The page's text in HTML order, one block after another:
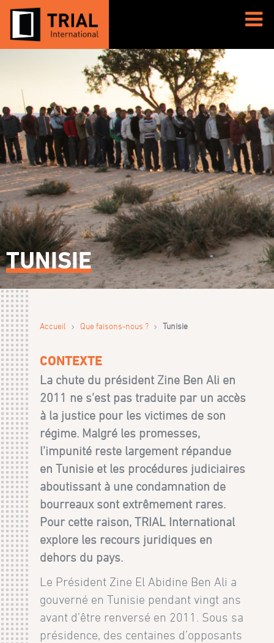
TUNISIE
Accueil › Que faisons-nous ? › Tunisie
CONTEXTE
La chute du président Zine Ben Ali en
2011 ne s’est pas traduite par un accès
à la justice pour les victimes de son
régime. Malgré les promesses,
l’impunité reste largement répandue
en Tunisie et les procédures judiciaires
aboutissant à une condamnation de
bourreaux sont extrêmement rares.
Pour cette raison, TRIAL International
explore les recours juridiques en
dehors du pays.
Le Président Zine El Abidine Ben Ali a
gouverné en Tunisie pendant vingt ans
avant d’être renversé en 2011. Sous sa
présidence, des centaines d’opposants